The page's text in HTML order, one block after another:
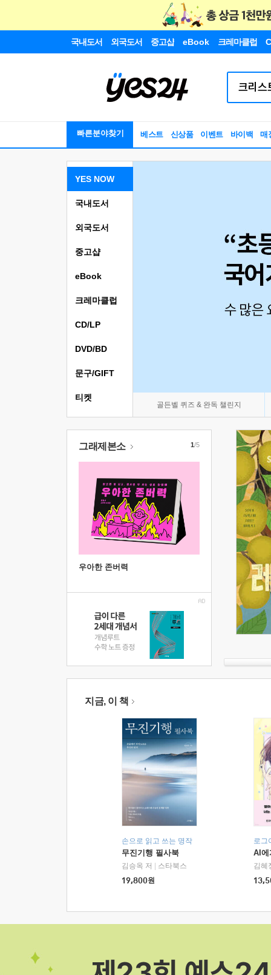
국내도서 외국도서 중고샵 eBook 크레마클럽
빠른분야찾기 베스트 신상품 이벤트 바이백 매
YES NOW
골든벨 퀴즈 & 완독 챌린지
국내도서
외국도서
중고샵
eBook
크레마클럽
CD/LP
DVD/BD
문구/GIFT
티켓
그래제본소
우아한 존버력
1/5
지금, 이 책
손으로 읽고 쓰는 명작
무진기행 필사북
김승옥 저
스타북스
19,800원
로그
AI에
김혜